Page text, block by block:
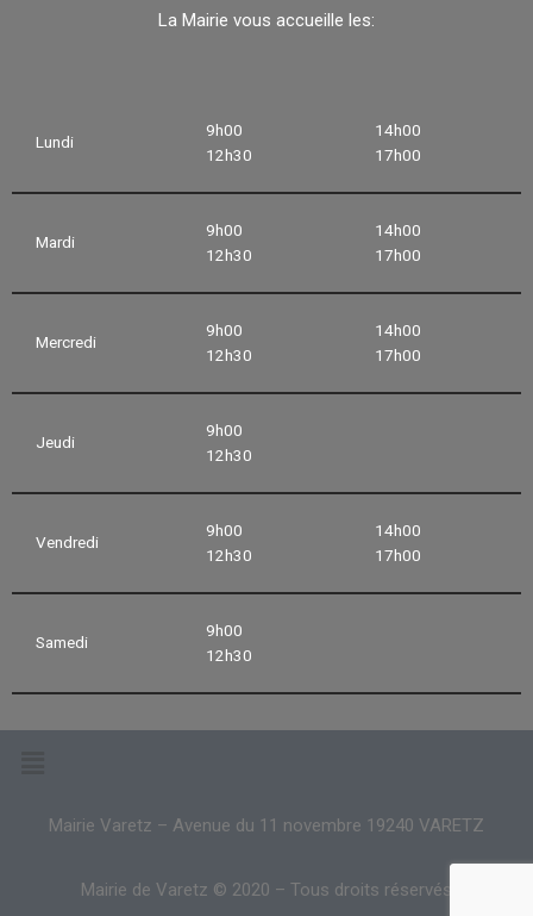
La Mairie vous accueille les:
Lundi
9h00
12h30
14h00
17h00
Mardi
9h00
12h30
14h00
17h00
Mercredi
9h00
12h30
14h00
17h00
Jeudi
9h00
12h30
Vendredi
9h00
12h30
14h00
17h00
Samedi
9h00
12h30
Mairie Varetz – Avenue du 11 novembre 19240 VARETZ
Mairie de Varetz © 2020 – Tous droits réservés